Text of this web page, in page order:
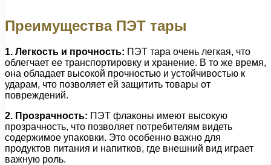
Преимущества ПЭТ тары
1. Легкость и прочность: ПЭТ тара очень легкая, что
облегчает ее транспортировку и хранение. В то же время,
она обладает высокой прочностью и устойчивостью к
ударам, что позволяет ей защитить товары от
повреждений.
2. Прозрачность: ПЭТ флаконы имеют высокую
прозрачность, что позволяет потребителям видеть
содержимое упаковки. Это особенно важно для
продуктов питания и напитков, где внешний вид играет
важную роль.